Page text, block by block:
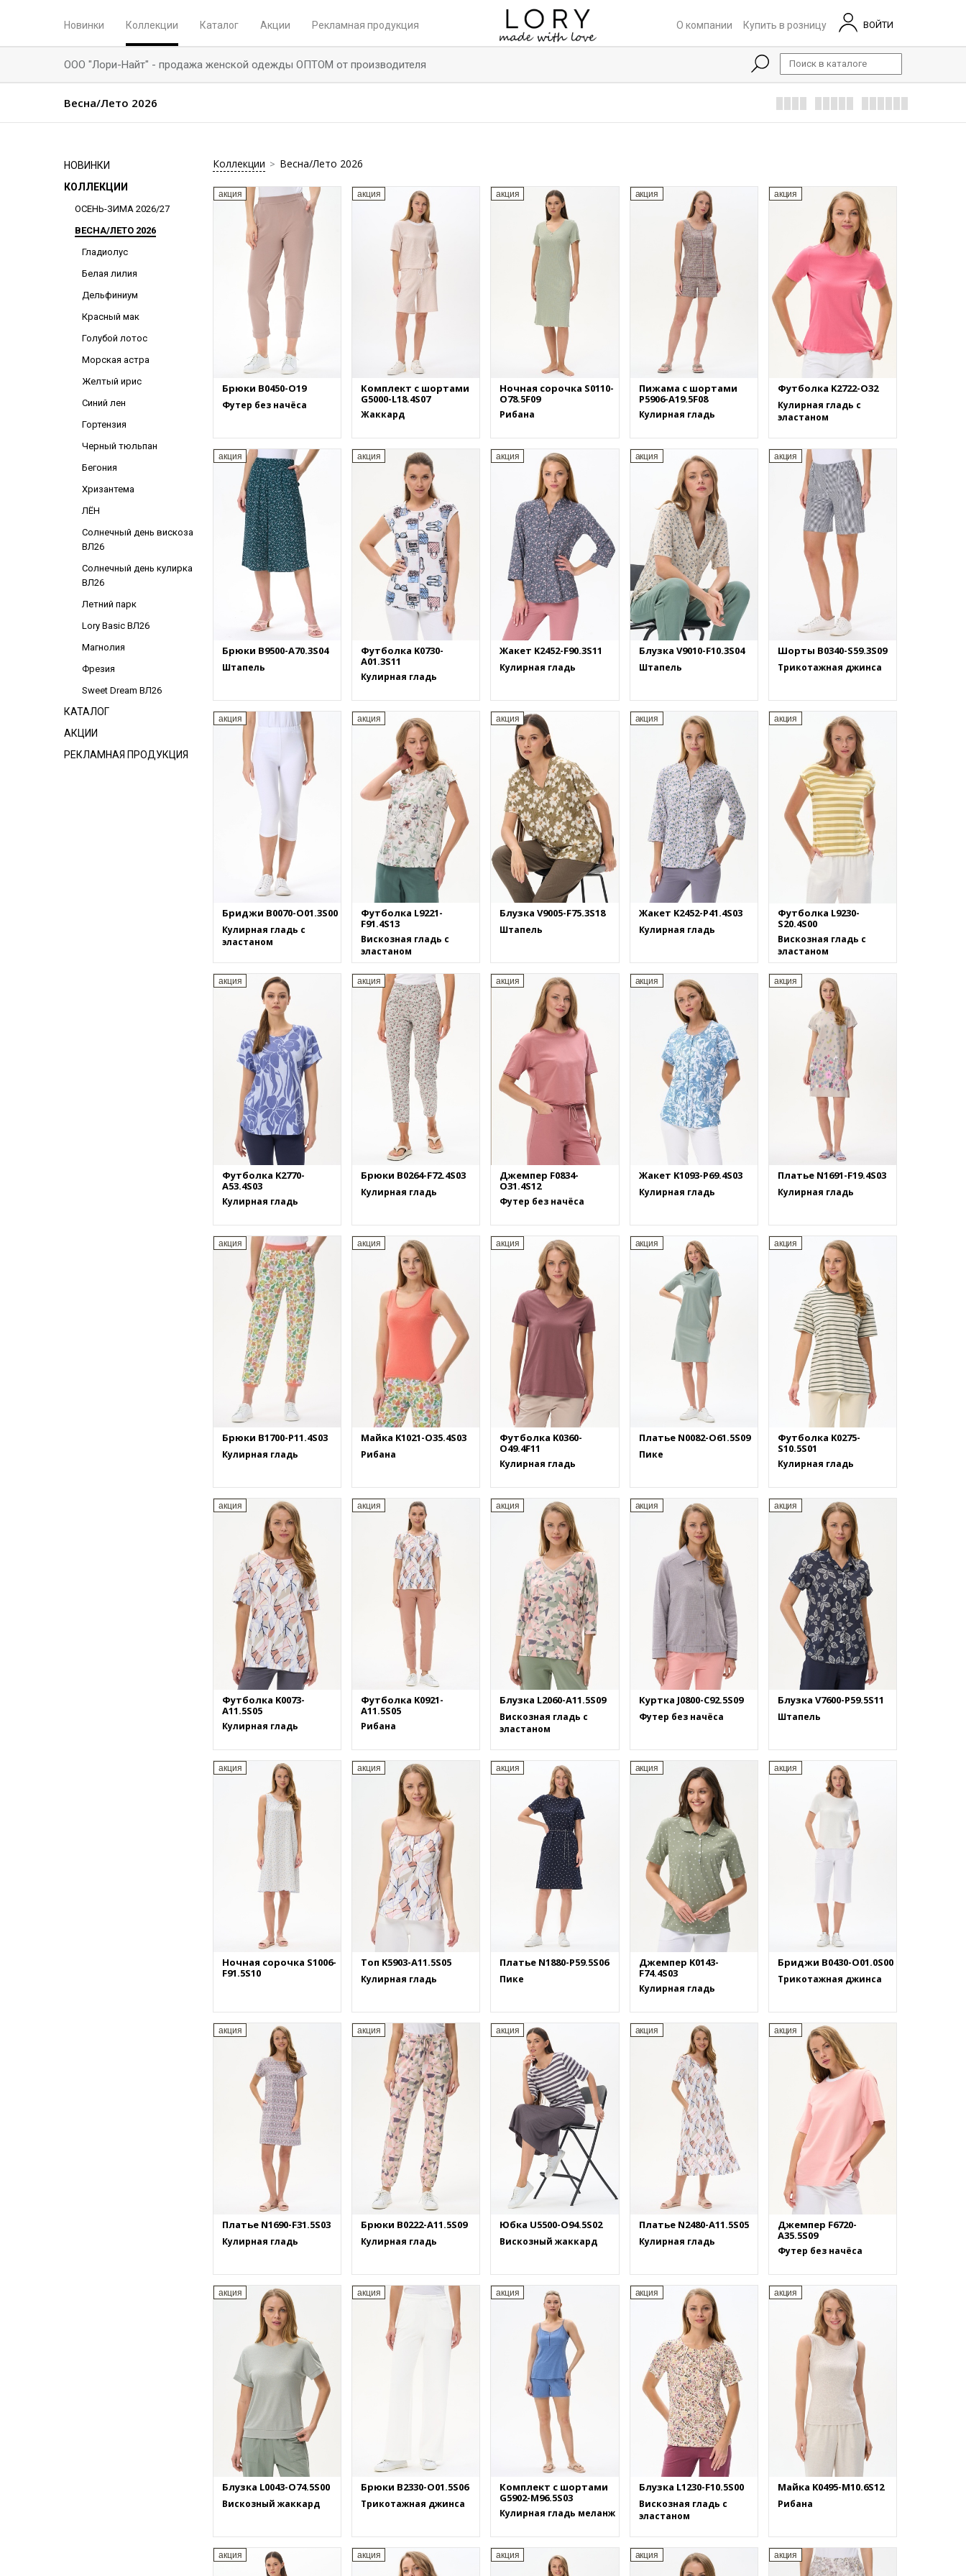
Новинки Коллекции Каталог Акции Рекламная продукция О компании Купить в розницу ВОЙТИ
ООО "Лори-Найт" - продажа женской одежды ОПТОМ от производителя
Весна/Лето 2026
НОВИНКИ
КОЛЛЕКЦИИ
ОСЕНЬ-ЗИМА 2026/27
ВЕСНА/ЛЕТО 2026
Гладиолус
Белая лилия
Дельфиниум
Красный мак
Голубой лотос
Морская астра
Желтый ирис
Синий лен
Гортензия
Черный тюльпан
Бегония
Хризантема
ЛЁН
Солнечный день вискоза
ВЛ26
Солнечный день кулирка
ВЛ26
Летний парк
Lory Basic ВЛ26
Магнолия
Фрезия
Sweet Dream ВЛ26
КАТАЛОГ
АКЦИИ
РЕКЛАМНАЯ ПРОДУКЦИЯ
Коллекции > Весна/Лето 2026
акция
Брюки B0450-O19
Футер без начёса
акция
Комплект с шортами
G5000-L18.4S07
Жаккард
акция
Ночная сорочка S0110-
O78.5F09
Рибана
акция
Пижама с шортами
P5906-A19.5F08
Кулирная гладь
акция
Футболка K2722-O32
Кулирная гладь с
эластаном
акция
Брюки B9500-A70.3S04
Штапель
акция
Футболка K0730-
A01.3S11
Кулирная гладь
акция
Жакет K2452-F90.3S11
Кулирная гладь
акция
Блузка V9010-F10.3S04
Штапель
акция
Шорты B0340-S59.3S09
Трикотажная джинса
акция
Бриджи B0070-O01.3S00
Кулирная гладь с
эластаном
акция
Футболка L9221-
F91.4S13
Вискозная гладь с
эластаном
акция
Блузка V9005-F75.3S18
Штапель
акция
Жакет K2452-P41.4S03
Кулирная гладь
акция
Футболка L9230-
S20.4S00
Вискозная гладь с
эластаном
акция
Футболка K2770-
A53.4S03
Кулирная гладь
акция
Брюки B0264-F72.4S03
Кулирная гладь
акция
Джемпер F0834-
O31.4S12
Футер без начёса
акция
Жакет K1093-P69.4S03
Кулирная гладь
акция
Платье N1691-F19.4S03
Кулирная гладь
акция
Брюки B1700-P11.4S03
Кулирная гладь
акция
Майка K1021-O35.4S03
Рибана
акция
Футболка K0360-
O49.4F11
Кулирная гладь
акция
Платье N0082-O61.5S09
Пике
акция
Футболка K0275-
S10.5S01
Кулирная гладь
акция
Футболка K0073-
A11.5S05
Кулирная гладь
акция
Футболка K0921-
A11.5S05
Рибана
акция
Блузка L2060-A11.5S09
Вискозная гладь с
эластаном
акция
Куртка J0800-C92.5S09
Футер без начёса
акция
Блузка V7600-P59.5S11
Штапель
акция
Ночная сорочка S1006-
F91.5S10
акция
Топ K5903-A11.5S05
Кулирная гладь
акция
Платье N1880-P59.5S06
Пике
акция
Джемпер K0143-
F74.4S03
Кулирная гладь
акция
Бриджи B0430-O01.0S00
Трикотажная джинса
акция
Платье N1690-F31.5S03
Кулирная гладь
акция
Брюки B0222-A11.5S09
Кулирная гладь
акция
Юбка U5500-O94.5S02
Вискозный жаккард
акция
Платье N2480-A11.5S05
Кулирная гладь
акция
Джемпер F6720-
A35.5S09
Футер без начёса
акция
Блузка L0043-O74.5S00
Вискозный жаккард
акция
Брюки B2330-O01.5S06
Трикотажная джинса
акция
Комплект с шортами
G5902-M96.5S03
Кулирная гладь меланж
акция
Блузка L1230-F10.5S00
Вискозная гладь с
эластаном
акция
Майка K0495-M10.6S12
Рибана
акция акция акция акция акция